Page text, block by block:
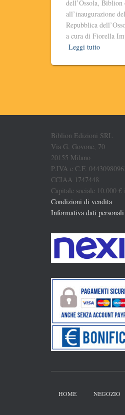
dell’Ossola,
all’inaugurazione
Repubblica
a cura di Fiorella
Leggi tutto
Biblion Edizioni SRL
Via G. Govone, 70
20155 Milano
P.IVA e C.F.
CCIAA 1747448
Capitale sociale 10.000 €
Condizioni di vendita
Informativa dati
HOME NEGOZIO